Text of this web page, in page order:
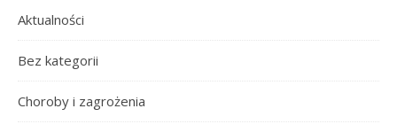
Aktualności
Bez kategorii
Choroby i zagrożenia